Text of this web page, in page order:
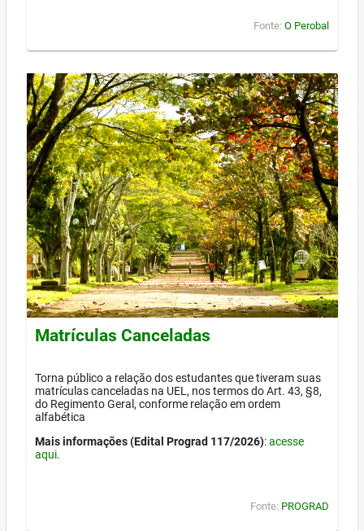
Fonte: O Perobal
Matrículas Canceladas
Torna público a relação dos estudantes que tiveram suas
matrículas canceladas na UEL, nos termos do Art. 43, §8,
do Regimento Geral, conforme relação em ordem
alfabética
Mais informações (Edital Prograd 117/2026):acesse
aqui.
Fonte: PROGRAD